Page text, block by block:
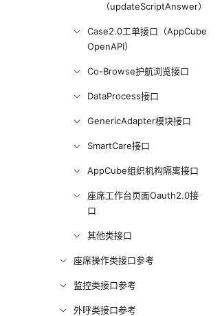
（updateScriptAnswer）
Case2.0工单接口（AppCube
OpenAPI）
Co-Browse护航浏览接口
DataProcess接口
GenericAdapter模块接口
SmartCare接口
AppCube组织机构隔离接口
座席工作台页面Oauth2.0接
口
其他类接口
座席操作类接口参考
监控类接口参考
外呼类接口参考